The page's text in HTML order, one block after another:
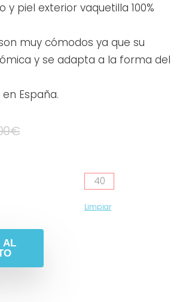
y piel exterior vaquetilla 100%
muy cómodos ya que su
y se adapta a la forma del
España.
€
40
Limpiar
AL